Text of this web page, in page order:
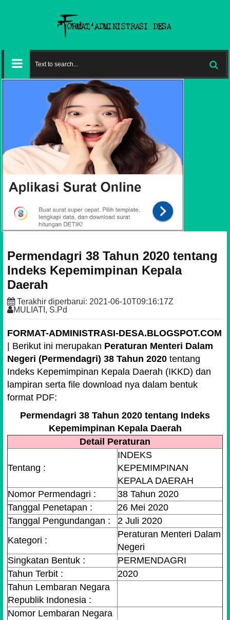
Permendagri 38 Tahun 2020 tentang
Indeks Kepemimpinan Kepala
Daerah
Terakhir diperbarui: 2021-06-10T09:16:17Z
MULIATI, S.Pd
FORMAT-ADMINISTRASI-DESA.BLOGSPOT.COM
| Berikut ini merupakan Peraturan Menteri Dalam
Negeri (Permendagri) 38 Tahun 2020 tentang
Indeks Kepemimpinan Kepala Daerah (IKKD) dan
lampiran serta file download nya dalam bentuk
format PDF:
Permendagri 38 Tahun 2020 tentang Indeks
Kepemimpinan Kepala Daerah
Detail Peraturan
Tentang :
INDEKS
KEPEMIMPINAN
KEPALA DAERAH
Nomor Permendagri :
38 Tahun 2020
Tanggal Penetapan :
26 Mei 2020
Tanggal Pengundangan :
2 Juli 2020
Kategori :
Peraturan Menteri Dalam
Negeri
Singkatan Bentuk :
PERMENDAGRI
Tahun Terbit :
2020
Tahun Lembaran Negara
Republik Indonesia :
Nomor Lembaran Negara